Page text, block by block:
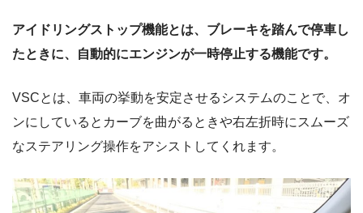
アイドリングストップ機能とは、ブレーキを踏んで停車し
たときに、自動的にエンジンが一時停止する機能です。
VSCとは、車両の挙動を安定させるシステムのことで、オ
ンにしているとカーブを曲がるときや右左折時にスムーズ
なステアリング操作をアシストしてくれます。